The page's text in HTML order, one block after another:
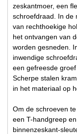
zeskantmoer, een
schroefdraad. In de
van rechthoekige
het ontvangen van
worden gesneden.
inwendige
een gefreesde
Scherpe stalen
in het materiaal op
Om de schroeven
een T-handgreep
binnenzeskant-